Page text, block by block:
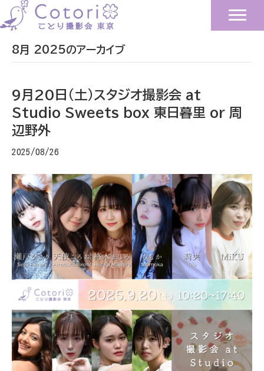
8月 2025のアーカイブ
9月20日(土)スタジオ撮影会 at
Studio Sweets box 東日暮里 or 周
辺野外
2025/08/26